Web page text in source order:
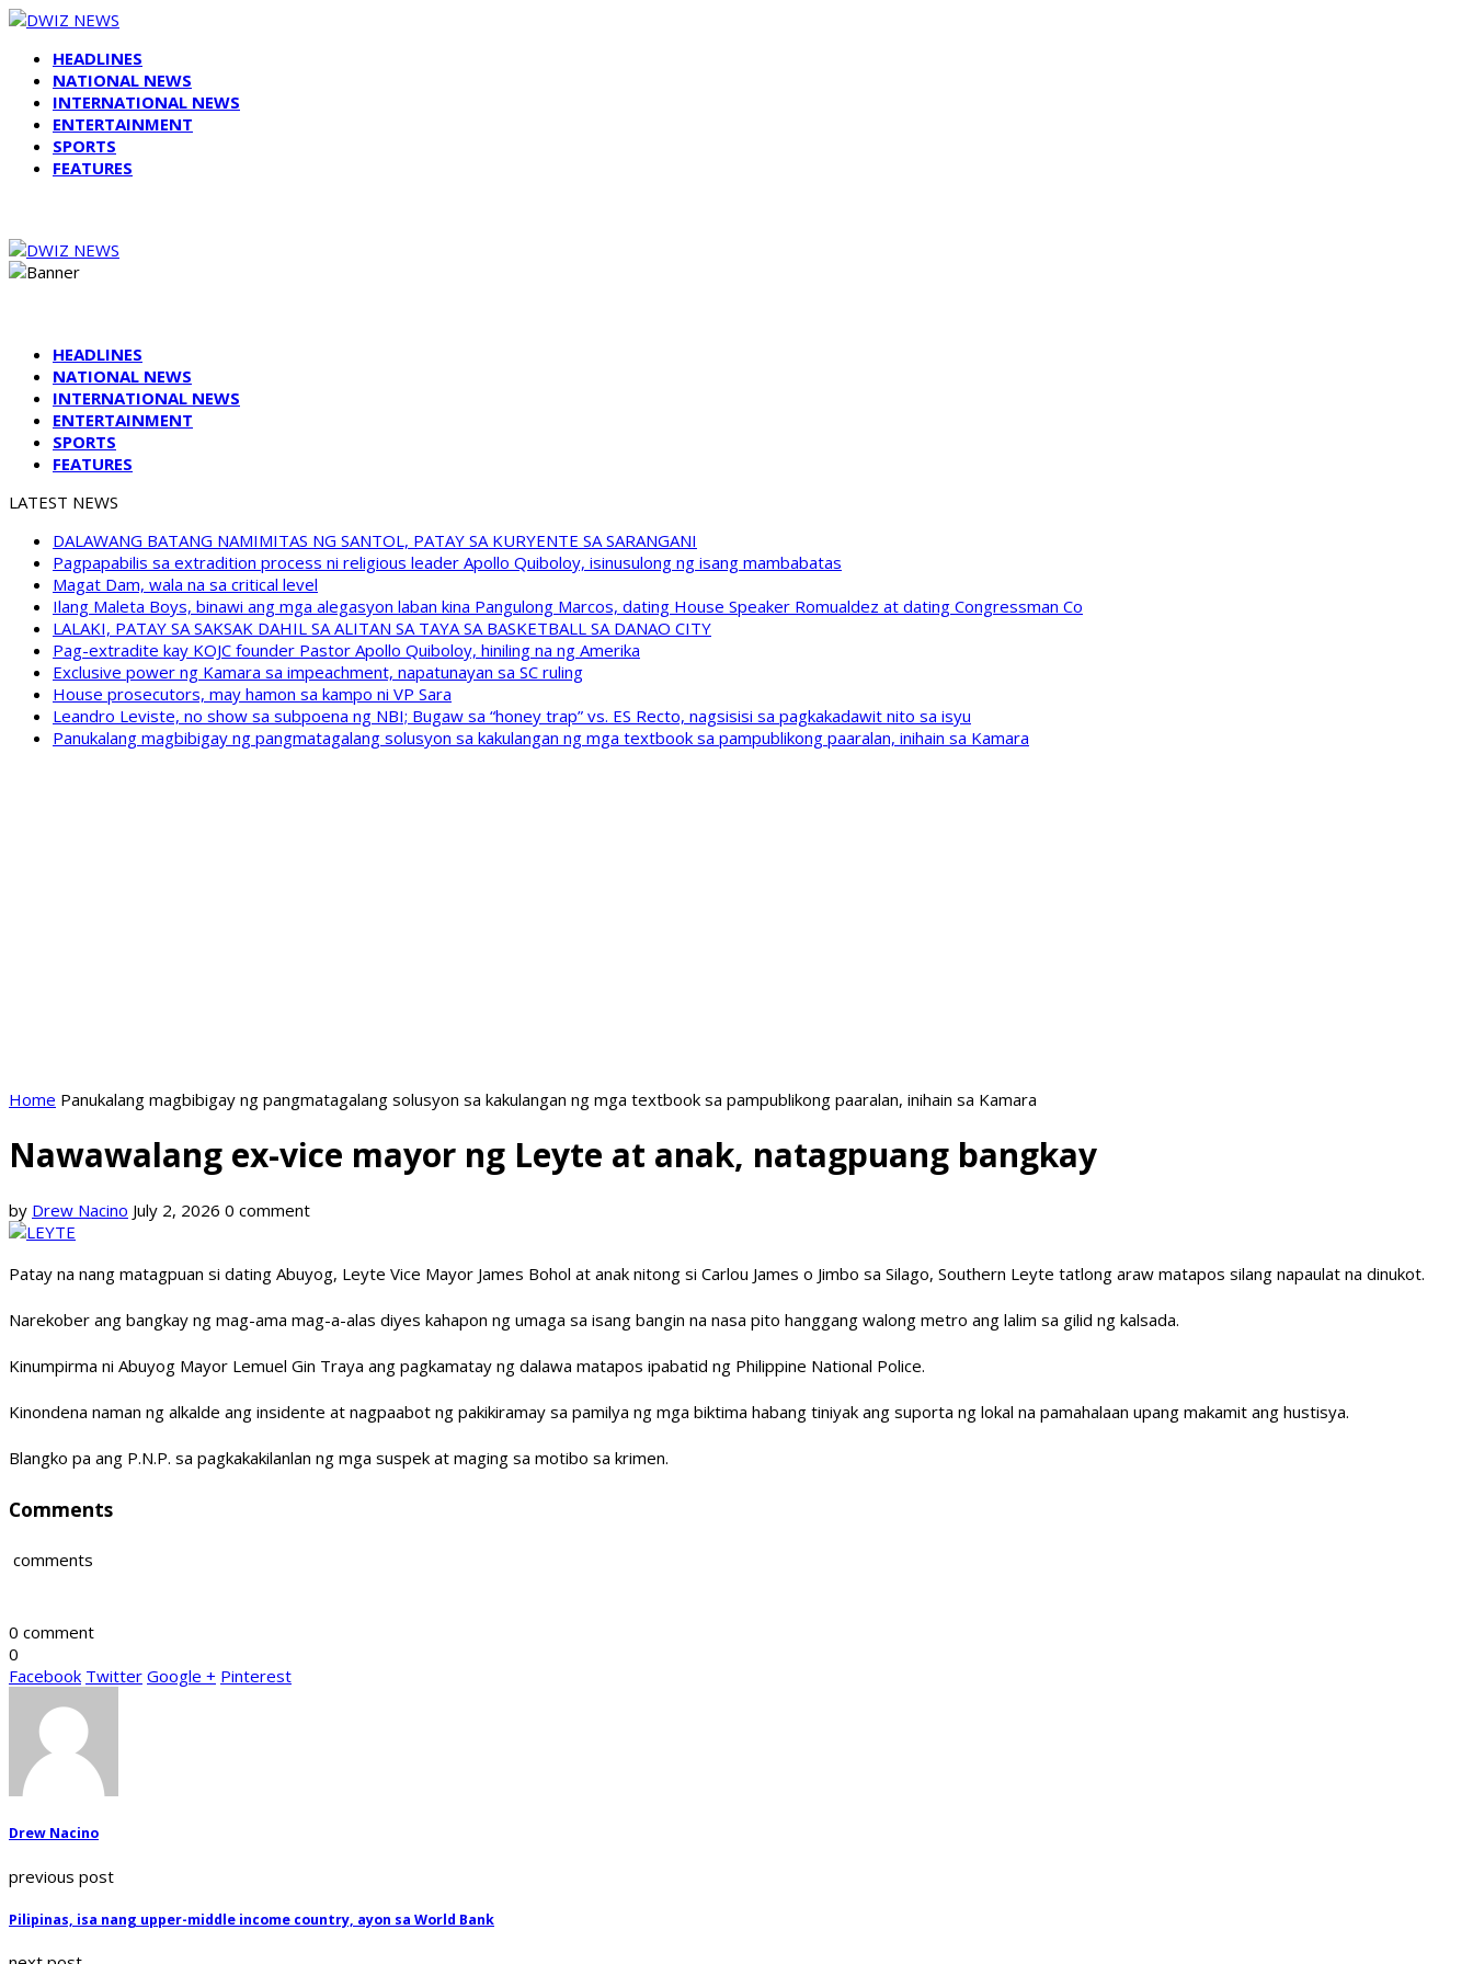
HEADLINES
NATIONAL NEWS
INTERNATIONAL NEWS
ENTERTAINMENT
SPORTS
FEATURES
HEADLINES
NATIONAL NEWS
INTERNATIONAL NEWS
ENTERTAINMENT
SPORTS
FEATURES
LATEST NEWS
DALAWANG BATANG NAMIMITAS NG SANTOL, PATAY SA KURYENTE SA SARANGANI
Pagpapabilis sa extradition process ni religious leader Apollo Quiboloy, isinusulong ng isang mambabatas
Magat Dam, wala na sa critical level
Ilang Maleta Boys, binawi ang mga alegasyon laban kina Pangulong Marcos, dating House Speaker Romualdez at dating Congressman Co
LALAKI, PATAY SA SAKSAK DAHIL SA ALITAN SA TAYA SA BASKETBALL SA DANAO CITY
Pag-extradite kay KOJC founder Pastor Apollo Quiboloy, hiniling na ng Amerika
Exclusive power ng Kamara sa impeachment, napatunayan sa SC ruling
House prosecutors, may hamon sa kampo ni VP Sara
Leandro Leviste, no show sa subpoena ng NBI; Bugaw sa “honey trap” vs. ES Recto, nagsisisi sa pagkakadawit nito sa isyu
Panukalang magbibigay ng pangmatagalang solusyon sa kakulangan ng mga textbook sa pampublikong paaralan, inihain sa Kamara
Home Panukalang magbibigay ng pangmatagalang solusyon sa kakulangan ng mga textbook sa pampublikong paaralan, inihain sa Kamara
Nawawalang ex-vice mayor ng Leyte at anak, natagpuang bangkay
by Drew Nacino July 2, 2026 0 comment
Patay na nang matagpuan si dating Abuyog, Leyte Vice Mayor James Bohol at anak nitong si Carlou James o Jimbo sa Silago, Southern Leyte tatlong araw matapos silang napaulat na dinukot.
Narekober ang bangkay ng mag-ama mag-a-alas diyes kahapon ng umaga sa isang bangin na nasa pito hanggang walong metro ang lalim sa gilid ng kalsada.
Kinumpirma ni Abuyog Mayor Lemuel Gin Traya ang pagkamatay ng dalawa matapos ipabatid ng Philippine National Police.
Kinondena naman ng alkalde ang insidente at nagpaabot ng pakikiramay sa pamilya ng mga biktima habang tiniyak ang suporta ng lokal na pamahalaan upang makamit ang hustisya.
Blangko pa ang P.N.P. sa pagkakakilanlan ng mga suspek at maging sa motibo sa krimen.
Comments
comments
0 comment
0
Facebook Twitter Google + Pinterest
Drew Nacino
previous post
Pilipinas, isa nang upper-middle income country, ayon sa World Bank